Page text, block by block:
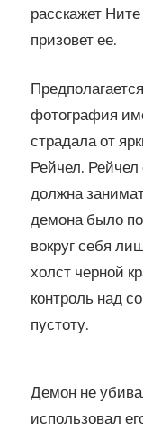
расскажет
призовет ее.
фотография
страдала от
Рейчел.
должна
демона было
вокруг себя
холст черной
контроль над
пустоту.
Демон не
использовал